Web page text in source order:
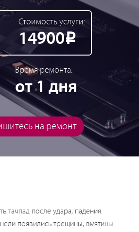
Стоимость услуги:
14900Р
Время ремонта:
от 1 дня
на ремонт
тачпад после удара, падения.
появились трещины, вмятины.